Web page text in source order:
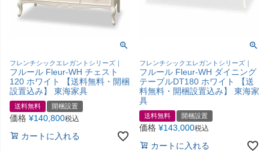
フレンチシックエレガントシリーズ｜
フルール Fleur-WH チェスト
120 ホワイト 【送料無料・開梱
設置込み】 東海家具
送料無料 開梱設置
価格 ¥140,800税込
カートに入れる
フレンチシックエレガントシリーズ｜
フルール Fleur-WH ダイニング
テーブルDT180 ホワイト 【送
料無料・開梱設置込み】 東海家
具
送料無料 開梱設置
価格 ¥143,000税込
カートに入れる